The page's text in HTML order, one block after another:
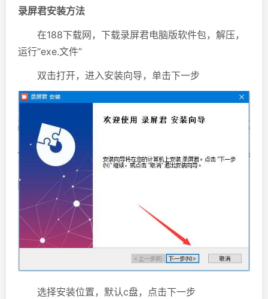
录屏君安装方法
在188下载网，下载录屏君电脑版软件包，解压，
运行“exe.文件”
双击打开，进入安装向导，单击下一步
选择安装位置，默认c盘，点击下一步